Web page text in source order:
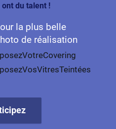
du talent !
la plus belle
de réalisation